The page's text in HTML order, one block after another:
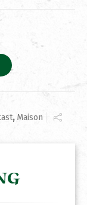
Black 150cm
, Maison